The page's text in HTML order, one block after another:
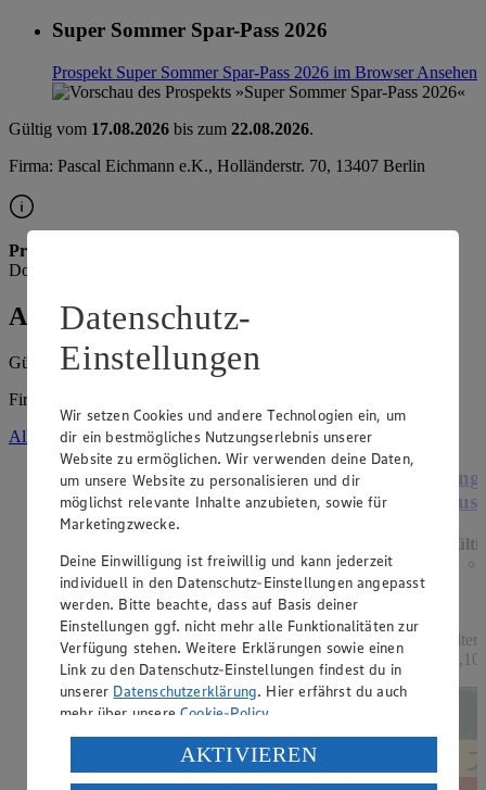
Super Sommer Spar-Pass 2026
Prospekt Super Sommer Spar-Pass 2026 im BrowserAnsehen
Gültig vom 17.08.2026 bis zum 22.08.2026.
Firma: Pascal Eichmann e.K., Holländerstr. 70, 13407 Berlin
Prospekt ab Donnerstag
Donnerstag verfügbar.
Angebote der Woche
Gültig vom 10.08.2026 bis zum15.08.2026
Firma: Pascal Eichmann e.K., Holländerstr. 70, 13407 Berlin
Alle Angebote ansehen
Angebot:Mondamin Soßenbinder oder
Mehlschwitze
1.19 -33%
Rabattierter Preis von 1.19€ (Insgesamt -33%
Rabatt)
hell oder dunkel, 250g Packung, (1kg = 4,76)
11,10)
Datenschutz-
Einstellungen
Wir setzen Cookies und andere Technologien ein, um
dir ein bestmögliches Nutzungserlebnis unserer
Website zu ermöglichen. Wir verwenden deine Daten,
um unsere Website zu personalisieren und dir
möglichst relevante Inhalte anzubieten, sowie für
Marketingzwecke.
Deine Einwilligung ist freiwillig und kann jederzeit
individuell in den Datenschutz-Einstellungen angepasst
werden. Bitte beachte, dass auf Basis deiner
Einstellungen ggf. nicht mehr alle Funktionalitäten zur
Verfügung stehen. Weitere Erklärungen sowie einen
Link zu den Datenschutz-Einstellungen findest du in
unserer Datenschutzerklärung. Hier erfährst du auch
mehr über unsereCookie-Policy.
Verarbeitung deiner personenbezogenen Daten in den
USA durch Facebook und YouTube:
AKTIVIEREN